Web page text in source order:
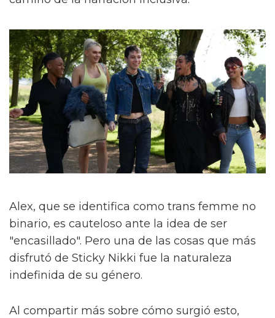
Alex, que se identifica como trans femme no
binario, es cauteloso ante la idea de ser
"encasillado". Pero una de las cosas que más
disfrutó de Sticky Nikki fue la naturaleza
indefinida de su género.
Al compartir más sobre cómo surgió esto,